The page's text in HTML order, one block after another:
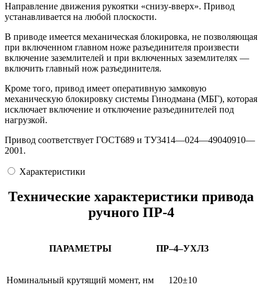
Направление движения рукоятки «снизу-вверх». Привод
устанавливается на любой плоскости.
В приводе имеется механическая блокировка, не позволяющая
при включенном главном ноже разъединителя произвести
включение заземлителей и при включенных заземлителях —
включить главный нож разъединителя.
Кроме того, привод имеет оперативную замковую
механическую блокировку системы Гинодмана (МБГ), которая
исключает включение и отключение разъединителей под
нагрузкой.
Привод соответствует ГОСТ689 и ТУ3414—024—49040910—
2001.
Характеристики
Технические характеристики привода
ручного ПР-4
ПАРАМЕТРЫ ПР–4–УХЛ3
Номинальный крутящий момент, нм 120±10